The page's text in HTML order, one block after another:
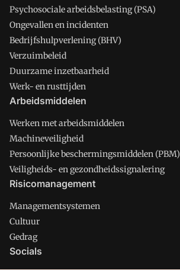
Psychosociale arbeidsbelasting (PSA)
Ongevallen en incidenten
Bedrijfshulpverlening (BHV)
Verzuimbeleid
Duurzame inzetbaarheid
Werk- en rusttijden
Arbeidsmiddelen
Werken met arbeidsmiddelen
Machineveiligheid
Persoonlijke beschermingsmiddelen (PBM)
Veiligheids- en gezondheidssignalering
Risicomanagement
Managementsystemen
Cultuur
Gedrag
Socials